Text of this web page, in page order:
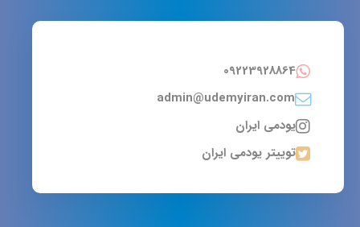
09223928864
admin@udemyiran.com
یودمی ایران
توییتر یودمی ایران